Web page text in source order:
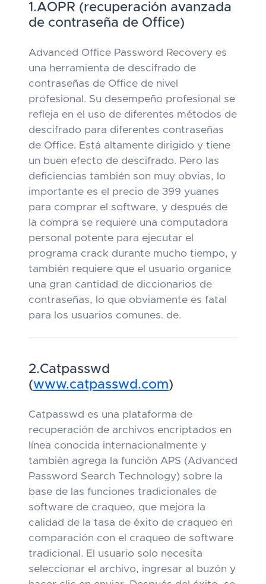
1.AOPR (recuperación avanzada
de contraseña de Office)
Advanced Office Password Recovery es
una herramienta de descifrado de
contraseñas de Office de nivel
profesional. Su desempeño profesional se
refleja en el uso de diferentes métodos de
descifrado para diferentes contraseñas
de Office. Está altamente dirigido y tiene
un buen efecto de descifrado. Pero las
deficiencias también son muy obvias, lo
importante es el precio de 399 yuanes
para comprar el software, y después de
la compra se requiere una computadora
personal potente para ejecutar el
programa crack durante mucho tiempo, y
también requiere que el usuario organice
una gran cantidad de diccionarios de
contraseñas, lo que obviamente es fatal
para los usuarios comunes. de.
2.Catpasswd
(www.catpasswd.com)
Catpasswd es una plataforma de
recuperación de archivos encriptados en
línea conocida internacionalmente y
también agrega la función APS (Advanced
Password Search Technology) sobre la
base de las funciones tradicionales de
software de craqueo, que mejora la
calidad de la tasa de éxito de craqueo en
comparación con el craqueo de software
tradicional. El usuario solo necesita
seleccionar el archivo, ingresar al buzón y